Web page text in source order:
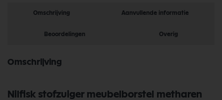
Omschrijving Aanvullende informatie
Beoordelingen Overig
Omschrijving
Nilfisk stofzuiger meubelborstel metharen